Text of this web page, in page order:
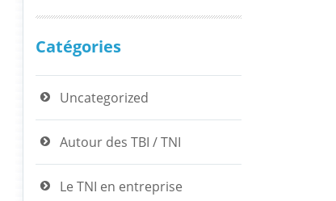
Catégories
Uncategorized
Autour des TBI / TNI
Le TNI en entreprise